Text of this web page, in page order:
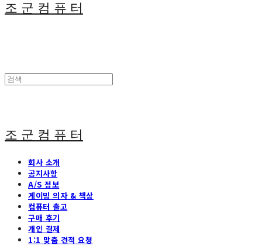
조 군 컴 퓨 터
조 군 컴 퓨 터
회사 소개
공지사항
A/S 정보
게이밍 의자 & 책상
컴퓨터 출고
구매 후기
개인 결제
1:1 맞춤 견적 요청